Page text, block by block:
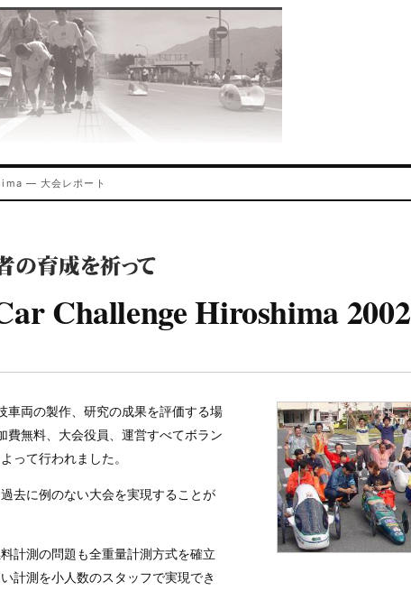
— 大会レポート
Challenge Hiroshima 2002
車両の製作、研究の成果を評価する場
費無料、大会役員、運営すべてボラン
って行われました。
去に例のない大会を実現することが
計測の問題も全重量計測方式を確立
計測を小人数のスタッフで実現でき